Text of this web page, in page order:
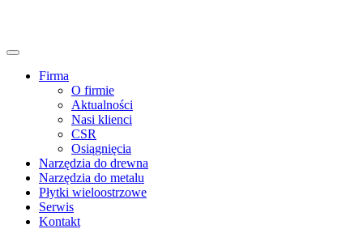
Firma
O firmie
Aktualności
Nasi klienci
CSR
Osiągnięcia
Narzędzia do drewna
Narzędzia do metalu
Płytki wieloostrzowe
Serwis
Kontakt